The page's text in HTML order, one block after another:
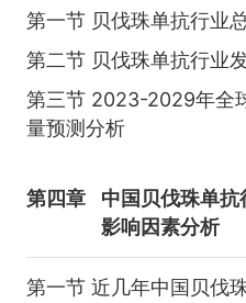
第一节 贝伐珠单抗行业
第二节 贝伐珠单抗行业
第三节 2023-2029年全
量预测分析
第四章
中国贝伐珠单
影响因素分析
第一节 近几年中国贝伐